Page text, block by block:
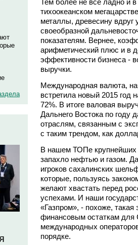
Тем более не все ладно и
тихоокеанском
металлы, древесину
своеобразной
показателям. Вернее,
арифметический плюс и в
эффективности бизнеса -
выручки.
Международная валюта,
встретила новый 2015 год
72%. В итоге валовая
Дальнего Востока по году
отраслям, связанным с
с таким трендом, как
В нашем ТОПе крупнейших
запахло нефтью и газом.
игроков сахалинских
которые, пользуясь
желают хвастать перед
успехами. И наши
«Газпром», - похоже, такая
финансовым остаткам для
международных
порядке.